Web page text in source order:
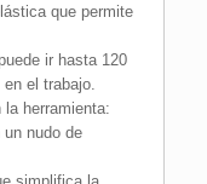
que permite
ir hasta 120
el trabajo.
herramienta:
nudo de